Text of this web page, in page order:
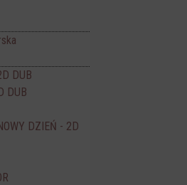
DUB
DUB
DZIEŃ - 2D